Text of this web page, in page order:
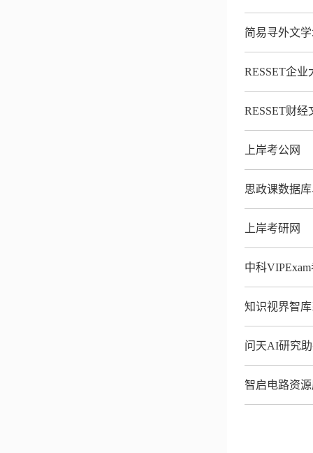
简易寻外文
RESSET企业
RESSET财
上岸考公网
思政课数据
上岸考研网
中科
知识视界智
问天AI研究
智启电路资